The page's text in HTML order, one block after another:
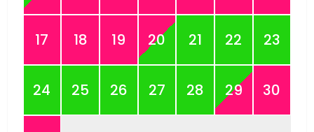
17 18 19 20 21 22 23
24 25 26 27 28 29 30